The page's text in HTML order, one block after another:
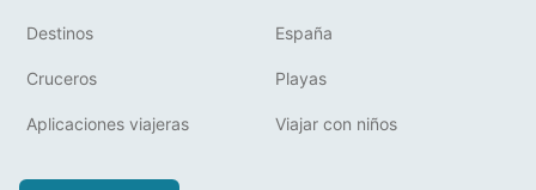
Destinos España
Cruceros Playas
Aplicaciones viajeras Viajar con niños